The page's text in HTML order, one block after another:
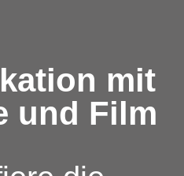
mit
und Film